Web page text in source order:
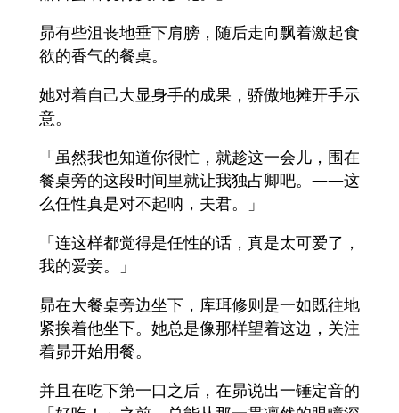
昴有些沮丧地垂下肩膀，随后走向飘着激起食
欲的香气的餐桌。
她对着自己大显身手的成果，骄傲地摊开手示
意。
「虽然我也知道你很忙，就趁这一会儿，围在
餐桌旁的这段时间里就让我独占卿吧。――这
么任性真是对不起呐，夫君。」
「连这样都觉得是任性的话，真是太可爱了，
我的爱妾。」
昴在大餐桌旁边坐下，库珥修则是一如既往地
紧挨着他坐下。她总是像那样望着这边，关注
着昴开始用餐。
并且在吃下第一口之后，在昴说出一锤定音的